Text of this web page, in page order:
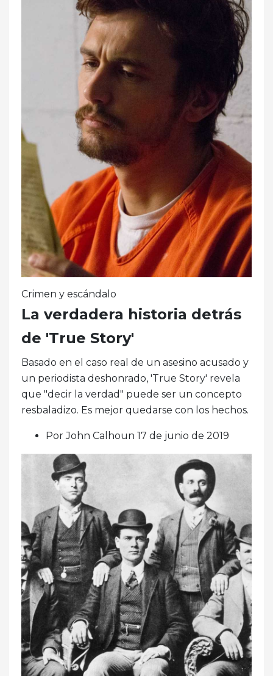
Crimen y escándalo
La verdadera historia detrás
de 'True Story'
Basado en el caso real de un asesino acusado y
un periodista deshonrado, 'True Story' revela
que "decir la verdad" puede ser un concepto
resbaladizo. Es mejor quedarse con los hechos.
Por John Calhoun 17 de junio de 2019